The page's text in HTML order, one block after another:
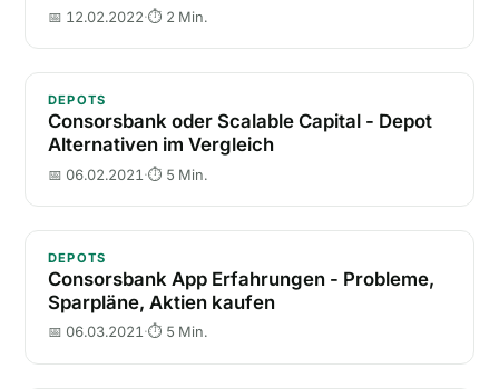
📅 12.02.2022·⏱ 2 Min.
Consorsbank oder Scalable Capital - Depot
DEPOTS
Consorsbank oder Scalable Capital - Depot
Alternativen im Vergleich
📅 06.02.2021 ·⏱ 5 Min.
Consorsbank App Erfahrungen - Probleme,
DEPOTS
Consorsbank App Erfahrungen - Probleme,
Sparpläne, Aktien kaufen
📅 06.03.2021·⏱ 5 Min.